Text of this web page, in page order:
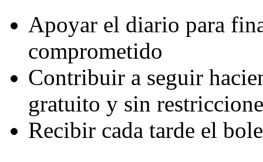
Apoyar el diario para
comprometido
Contribuir a seguir
gratuito y sin
Recibir cada tarde el